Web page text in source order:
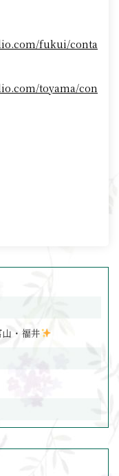
fukui/conta
toyama/con
・福井